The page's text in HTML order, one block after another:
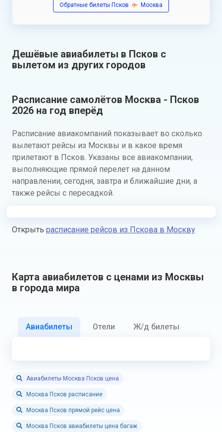
Обратные билеты Псков Москва
Дешёвые авиабилеты в Псков с
вылетом из других городов
Расписание самолётов Москва - Псков
2026 на год вперёд
Расписание авиакомпаний показывает во сколько
вылетают рейсы из Москвы и в какое время
прилетают в Псков. Указаны все авиакомпании,
выполняющие прямой перелет на данном
направлении, сегодня, завтра и ближайшие дни, а
также рейсы с пересадкой.
Открыть расписание рейсов из Пскова в Москву
Карта авиабилетов с ценами из Москвы
в города мира
Авиабилеты Отели Ж/д билеты
Авиабилеты Москва Псков цена
Москва Псков расписание
Москва Псков прямой рейс цена
Москва Псков авиабилеты цена багаж